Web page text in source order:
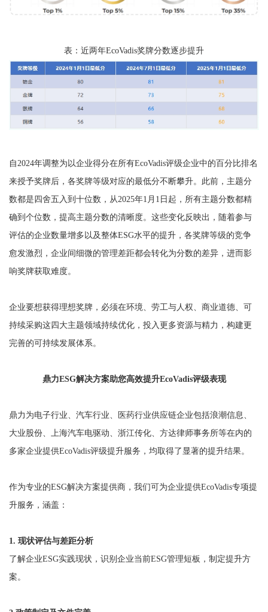
表：近两年EcoVadis奖牌分数逐步提升
自2024年调整为以企业得分在所有EcoVadis评级企业中的百分比排名
来授予奖牌后，各奖牌等级对应的最低分不断攀升。此前，主题分
数都是四舍五入到十位数，从2025年1月1日起，所有主题分数都精
确到个位数，提高主题分数的清晰度。这些变化反映出，随着参与
评估的企业数量增多以及整体ESG水平的提升，各奖牌等级的竞争
愈发激烈，企业间细微的管理差距都会转化为分数的差异，进而影
响奖牌获取难度。
企业要想获得理想奖牌，必须在环境、劳工与人权、商业道德、可
持续采购这四大主题领域持续优化，投入更多资源与精力，构建更
完善的可持续发展体系。
鼎力ESG解决方案助您高效提升EcoVadis评级表现
鼎力为电子行业、汽车行业、医药行业供应链企业包括浪潮信息、
大业股份、上海汽车电驱动、浙江传化、方达律师事务所等在内的
多家企业提供EcoVadis评级提升服务，均取得了显著的提升结果。
作为专业的ESG解决方案提供商，我们可为企业提供EcoVadis专项提
升服务，涵盖：
1. 现状评估与差距分析
了解企业ESG实践现状，识别企业当前ESG管理短板，制定提升方
案。